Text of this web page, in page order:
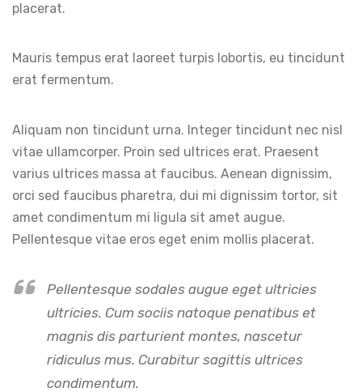
placerat.
Mauris tempus erat laoreet turpis lobortis, eu tincidunt
erat fermentum.
Aliquam non tincidunt urna. Integer tincidunt nec nisl
vitae ullamcorper. Proin sed ultrices erat. Praesent
varius ultrices massa at faucibus. Aenean dignissim,
orci sed faucibus pharetra, dui mi dignissim tortor, sit
amet condimentum mi ligula sit amet augue.
Pellentesque vitae eros eget enim mollis placerat.
Pellentesque sodales augue eget ultricies
ultricies. Cum sociis natoque penatibus et
magnis dis parturient montes, nascetur
ridiculus mus. Curabitur sagittis ultrices
condimentum.